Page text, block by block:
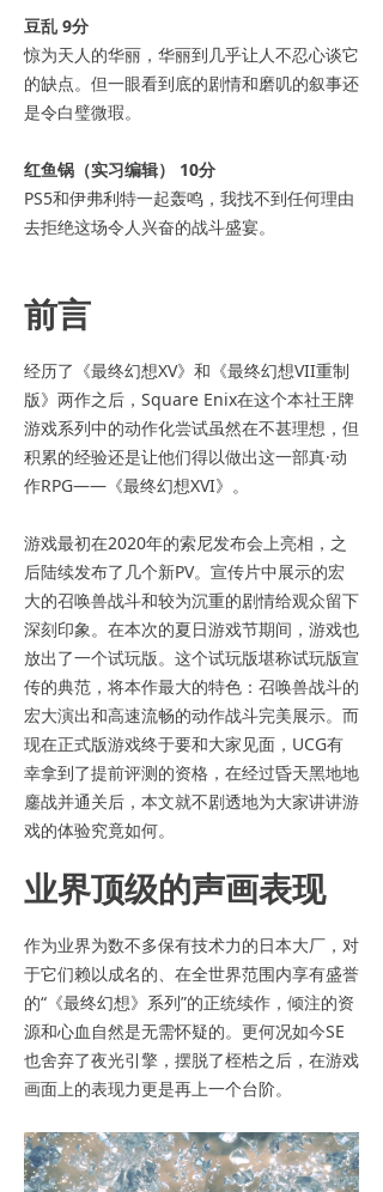
豆乱 9分
惊为天人的华丽，华丽到几乎让人不忍心谈它
的缺点。但一眼看到底的剧情和磨叽的叙事还
是令白璧微瑕。
红鱼锅（实习编辑） 10分
PS5和伊弗利特一起轰鸣，我找不到任何理由
去拒绝这场令人兴奋的战斗盛宴。
前言
经历了《最终幻想XV》和《最终幻想VII重制
版》两作之后，Square Enix在这个本社王牌
游戏系列中的动作化尝试虽然在不甚理想，但
积累的经验还是让他们得以做出这一部真·动
作RPG——《最终幻想XVI》。
游戏最初在2020年的索尼发布会上亮相，之
后陆续发布了几个新PV。宣传片中展示的宏
大的召唤兽战斗和较为沉重的剧情给观众留下
深刻印象。在本次的夏日游戏节期间，游戏也
放出了一个试玩版。这个试玩版堪称试玩版宣
传的典范，将本作最大的特色：召唤兽战斗的
宏大演出和高速流畅的动作战斗完美展示。而
现在正式版游戏终于要和大家见面，UCG有
幸拿到了提前评测的资格，在经过昏天黑地地
鏖战并通关后，本文就不剧透地为大家讲讲游
戏的体验究竟如何。
业界顶级的声画表现
作为业界为数不多保有技术力的日本大厂，对
于它们赖以成名的、在全世界范围内享有盛誉
的“《最终幻想》系列”的正统续作，倾注的资
源和心血自然是无需怀疑的。更何况如今SE
也舍弃了夜光引擎，摆脱了桎梏之后，在游戏
画面上的表现力更是再上一个台阶。